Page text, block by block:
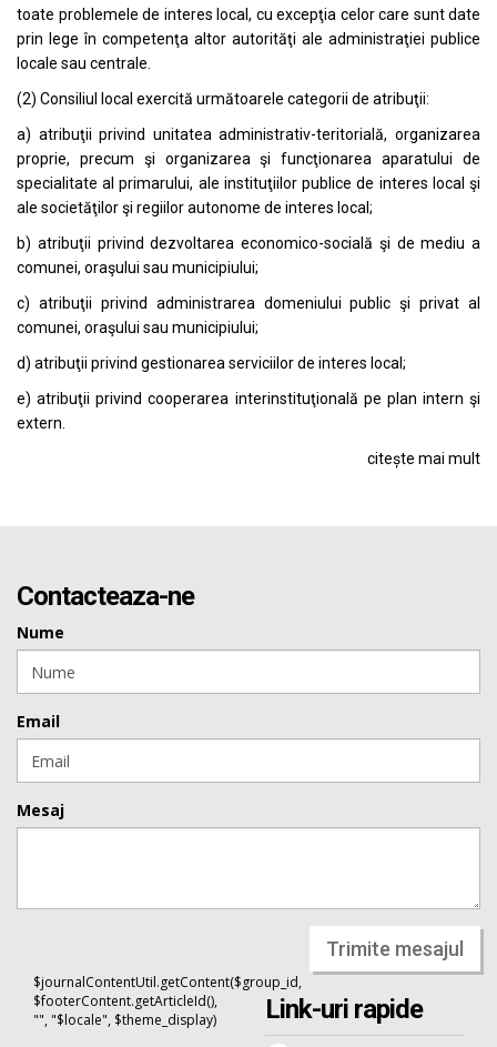
toate problemele de interes local, cu excepţia celor care sunt date
prin lege în competenţa altor autorităţi ale administraţiei publice
locale sau centrale.
(2) Consiliul local exercită următoarele categorii de atribuţii:
a) atribuţii privind unitatea administrativ-teritorială, organizarea
proprie, precum şi organizarea şi funcţionarea aparatului de
specialitate al primarului, ale instituţiilor publice de interes local şi
ale societăţilor şi regiilor autonome de interes local;
b) atribuţii privind dezvoltarea economico-socială şi de mediu a
comunei, oraşului sau municipiului;
c) atribuţii privind administrarea domeniului public şi privat al
comunei, oraşului sau municipiului;
d) atribuţii privind gestionarea serviciilor de interes local;
e) atribuţii privind cooperarea interinstituţională pe plan intern şi
extern.
citește mai mult
Contacteaza-ne
Nume
Email
Mesaj
Trimite mesajul
$journalContentUtil.getContent($group_id,
$footerContent.getArticleId(),
"", "$locale", $theme_display)
Link-uri rapide